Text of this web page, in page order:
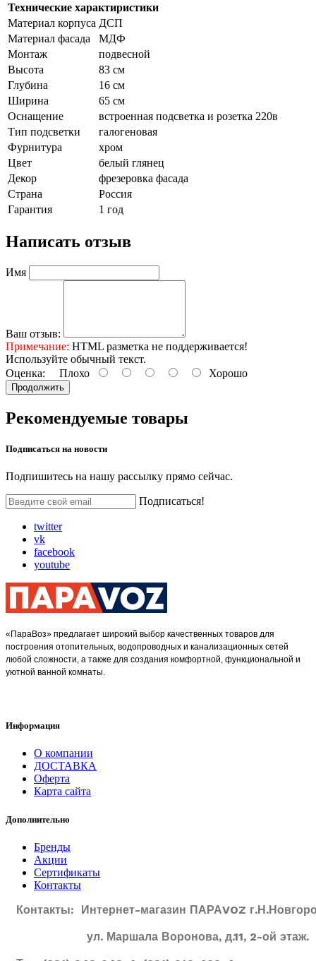
Технические характиристики
Материал корпуса ДСП
Материал фасада
МДФ
Монтаж
подвесной
Высота
83 см
Глубина
16 см
Ширина
65 см
Оснащение
встроенная подсветка и розетка 220в
Тип подсветки
галогеновая
Фурнитура
хром
Цвет
белый глянец
Декор
фрезеровка фасада
Страна
Россия
Гарантия
1 год
Написать отзыв
Имя
Ваш отзыв:
Примечание: HTML разметка не поддерживается!
Используйте обычный текст.
Оценка: Плохо Хорошо
Продолжить
Рекомендуемые товары
Подписаться на новости
Подпишитесь на нашу рассылку прямо сейчас.
Подписаться!
twitter
vk
facebook
youtube
«ПараВоз» предлагает широкий выбор качественных товаров для
построения отопительных, водопроводных и канализационных сетей
любой сложности, а также для создания комфортной, функциональной и
уютной ванной комнаты.
Информация
О компании
ДОСТАВКА
Оферта
Карта сайта
Дополнительно
Бренды
Акции
Сертификаты
Контакты
Контакты: Интернет-магазин ПАРАVOZ
ул. Маршала Воронова, д.11, 2-ой этаж.